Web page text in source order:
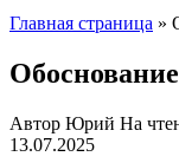
Главная страница »
Автор Юрий На
13.07.2025